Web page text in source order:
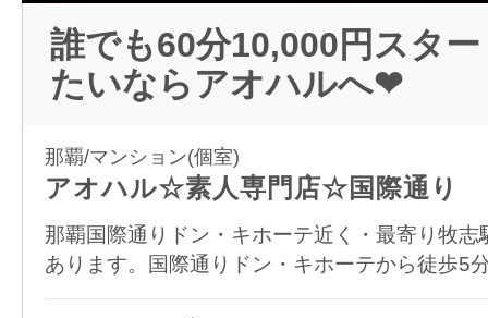
誰でも60分10,000円スタ
たいならアオハルへ❤
那覇/マンション(個室)
アオハル☆素人専門店☆国際通り
那覇国際通りドン・キホーテ近く・最寄り牧志
あります。国際通りドン・キホーテから徒歩5